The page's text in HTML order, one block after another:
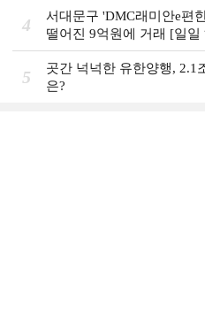
4
서대문구 'DMC래미안e편
떨어진 9억원에 거래 [일일
5
곳간 넉넉한 유한양행, 2.1
은?